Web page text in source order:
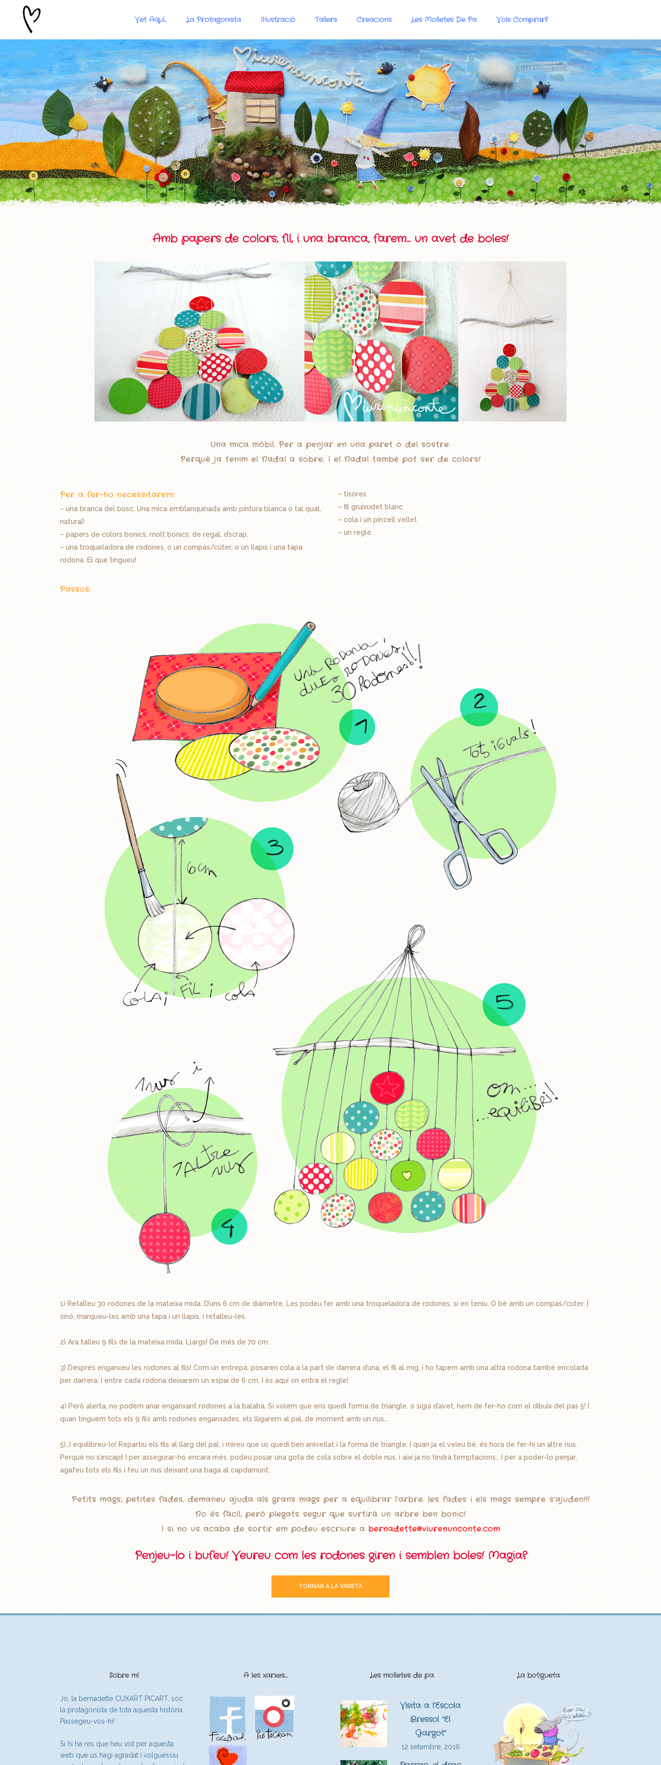
Vet Aquí… La Protagonista Il·lustració Tallers Creacions Les Molletes De Pa Vols Comprar?
Amb papers de colors, fil, i una branca, farem… un avet de boles!
Una mica mòbil. Per a penjar en una paret o del sostre.
Perquè ja tenim el Nadal a sobre. I el Nadal també pot ser de colors!
Per a fer-ho necessitarem:
– una branca del bosc. Una mica emblanquinada amb pintura blanca o tal qual,
natural!
– papers de colors bonics, molt bonics: de regal, d’scrap,
– una troqueladora de rodones, o un compàs/cúter, o un llapis i una tapa
rodona. El que tingueu!
– tisores
– fil gruixudet blanc
– cola i un pinzell vellet
– un regle
Passos:
1) Retalleu 30 rodones de la mateixa mida. D’uns 6 cm de diàmetre. Les podeu fer amb una troqueladora de rodones, si en teniu. O bé amb un compàs/cúter. I
sinó, marqueu-les amb una tapa i un llapis, i retalleu-les.
2) Ara talleu 9 fils de la mateixa mida. Llargs! De més de 70 cm.
3) Després enganxeu les rodones al fils! Com un entrepà: posaren cola a la part de darrera d’una, el fil al mig, i ho tapem amb una altra rodona també encolada
per darrera. I entre cada rodona deixarem un espai de 6 cm. I és aquí on entra el regle!
4) Però alerta, no podem anar enganxant rodones a la balabà. Si volem que ens quedi forma de triangle, o sigui d’avet, hem de fer-ho com el dibuix del pas 5! I
quan tinguem tots els 9 fils amb rodones enganxades, els lligarem al pal, de moment amb un nus…
5)…I equilibreu-lo! Repartiu els fils al llarg del pal, i mireu que us quedi ben anivellat i la forma de triangle. I quan ja el veieu bé, és hora de fer-hi un altre nus.
Perquè no s’escapi! I per assegurar-ho encara més, podeu posar una gota de cola sobre el doble nus, i així ja no tindrà temptacions… I per a poder-lo penjar,
agafeu tots els fils i feu un nus deixant una baga al capdamunt.
Petits mags, petites fades, demaneu ajuda als grans mags per a equilibrar l’arbre. les fades i els mags sempre s’ajuden!!!
No és fàcil, però plegats segur que surtirà un arbre ben bonic!
I si no us acaba de sortir em podeu escriure a bernadette@viurenunconte.com
Penjeu-lo i bufeu! Veureu com les rodones giren i semblen boles! Magia?
TORNAR A LA VARETA
Sobre mí
Jo, la bernadette CUXART PICART, sóc
la protagonista de tota aquesta història.
Passegeu-vos-hi!
Si hi ha res que heu vist per aquesta
web que us hagi agradat i volguéssiu
A les xarxes… Les molletes de pa
Visita a l’Escola
Bressol “El
Gargot”
12 setembre, 2016
La botigueta